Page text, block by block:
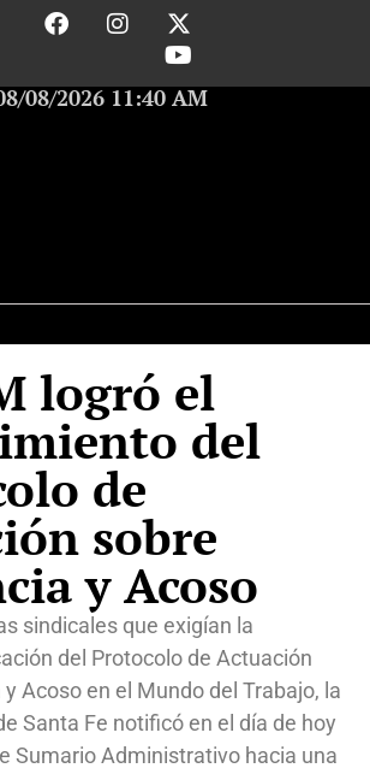
08/2026 11:40 AM
logró el
del
de
sobre
y Acoso
sindicales que exigían la
del Protocolo de Actuación
Acoso en el Mundo del Trabajo, la
Santa Fe notificó en el día de hoy
Sumario Administrativo hacia una